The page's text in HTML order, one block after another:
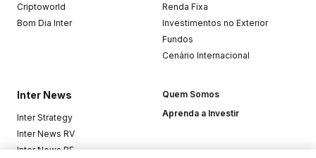
Criptoworld
Bom Dia Inter
Renda Fixa
Investimentos no Exterior
Fundos
Cenário Internacional
Inter News
Inter Strategy
Inter News RV
Inter News RF
Quem Somos
Aprenda a Investir